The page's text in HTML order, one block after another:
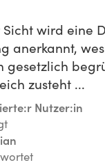
wird eine
anerkannt,
gesetzlich
zusteht ...
Nutzer:in